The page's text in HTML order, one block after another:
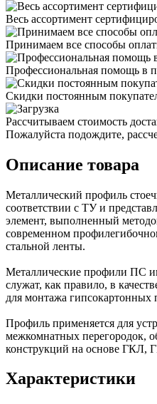
Весь ассортимент
Принимаем все способы
Профессиональная помощь в
Скидки постоянным
Рассчитываем стоимость
Пожалуйста подождите,
Описание товара
Металлический профиль
соответствии с ТУ и
элемент, выполненный
современном
стальной ленты.
Металлические профили ПС
служат, как правило, в
для монтажа гипсокартонных
Профиль применяется для
межкомнатных перегородок,
конструкций на основе
Характеристики